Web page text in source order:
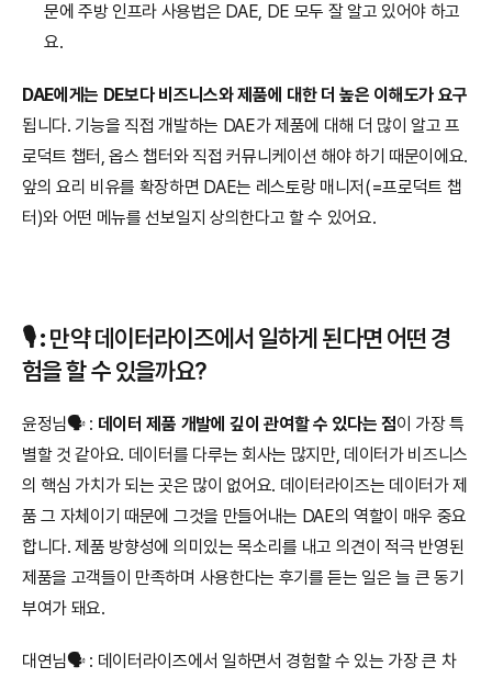
문에 주방 인프라 사용법은 DAE, DE 모두 잘 알고 있어야 하고
요.
DAE에게는 DE보다 비즈니스와 제품에 대한 더 높은 이해도가 요구
됩니다. 기능을 직접 개발하는 DAE가 제품에 대해 더 많이 알고 프
로덕트 챕터, 옵스 챕터와 직접 커뮤니케이션 해야 하기 때문이에요.
앞의 요리 비유를 확장하면 DAE는 레스토랑 매니저(=프로덕트 챕
터)와 어떤 메뉴를 선보일지 상의한다고 할 수 있어요.
🎙️ : 만약 데이터라이즈에서 일하게 된다면 어떤 경
험을 할 수 있을까요?
윤정님🗣️ : 데이터 제품 개발에 깊이 관여할 수 있다는 점이 가장 특
별할 것 같아요. 데이터를 다루는 회사는 많지만, 데이터가 비즈니스
의 핵심 가치가 되는 곳은 많이 없어요. 데이터라이즈는 데이터가 제
품 그 자체이기 때문에 그것을 만들어내는 DAE의 역할이 매우 중요
합니다. 제품 방향성에 의미있는 목소리를 내고 의견이 적극 반영된
제품을 고객들이 만족하며 사용한다는 후기를 듣는 일은 늘 큰 동기
부여가 돼요.
대연님🗣️ : 데이터라이즈에서 일하면서 경험할 수 있는 가장 큰 차